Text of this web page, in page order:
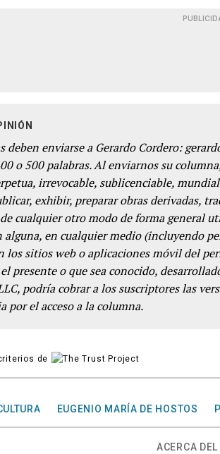
deben enviarse a Gerardo Cordero:
o 500 palabras. Al enviarnos su
irrevocable, sublicenciable,
exhibir, preparar obras derivadas,
cualquier otro modo de forma general
en cualquier medio (incluyendo
los sitios web o aplicaciones móvil del
presente o que sea conocido,
podría cobrar a los suscriptores las
por el acceso a la columna.
de
EUGENIO MARÍA DE HOSTOS
ACERCA